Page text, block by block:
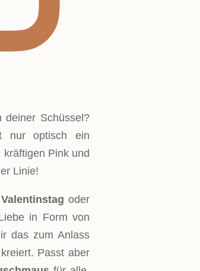
deiner Schüssel?
nur optisch ein
Pink und
Linie!
Valentinstag oder
in Form von
das zum Anlass
Passt aber